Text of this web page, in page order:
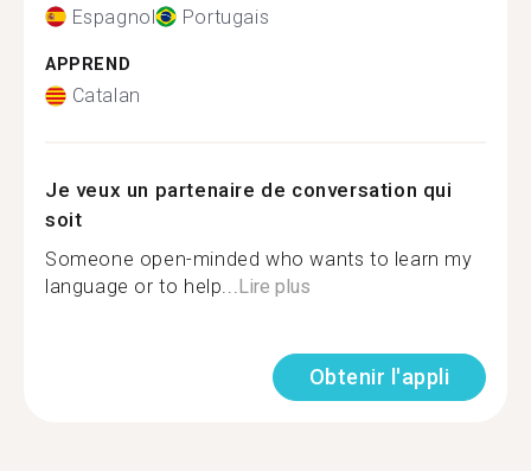
Espagnol Portugais
APPREND
Catalan
Je veux un partenaire de conversation qui
soit
Someone open-minded who wants to learn my
language or to help...Lire plus
Obtenir l'appli